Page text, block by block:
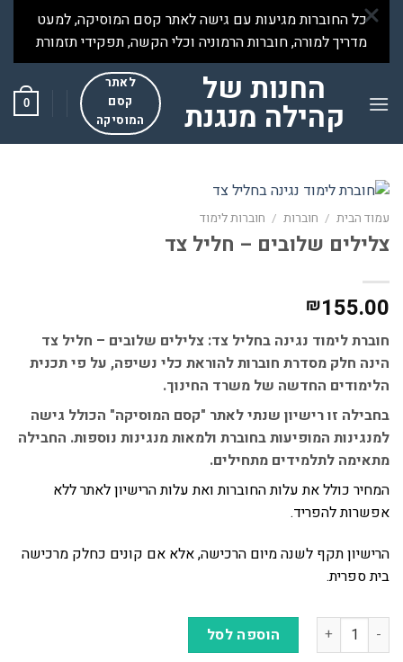
Skip כל החוברות מגיעות עם גישה לאתר קסם המוסיקה, למעט
מדריך למורה, חוברות הרמוניה וכלי הקשה, תפקידי תזמורת
החנות של
קהילה מנגנת
לאתר
קסם
המוסיקה
0
עמוד הבית / חוברות / חוברות לימוד
צלילים שלובים – חליל צד
₪155.00
חוברת לימוד נגינה בחליל צד: צלילים שלובים – חליל צד
הינה חלק מסדרת חוברות להוראת כלי נשיפה, על פי תכנית
הלימודים החדשה של משרד החינוך.
בחבילה זו רישיון שנתי לאתר "קסם המוסיקה" הכולל גישה
למנגינות המופיעות בחוברת ולמאות מנגינות נוספות. החבילה
מתאימה לתלמידים מתחילים.
המחיר כולל את עלות החוברות ואת עלות הרישיון לאתר ללא
אפשרות להפריד.
הרישיון תקף לשנה מיום הרכישה, אלא אם קונים כחלק מרכישה
בית ספרית.
כמות של צלילים שלובים - חליל צד
הוספה לסל